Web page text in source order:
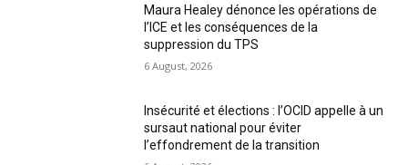
Maura Healey dénonce les opérations de
l’ICE et les conséquences de la
suppression du TPS
6 August, 2026
Insécurité et élections : l’OCID appelle à un
sursaut national pour éviter
l’effondrement de la transition